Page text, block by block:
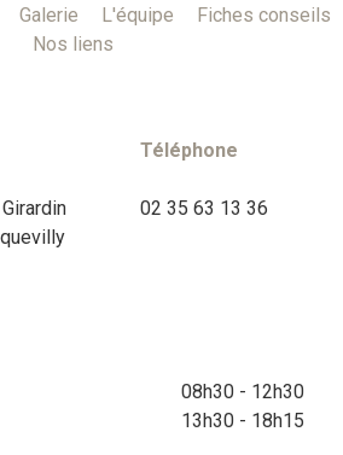
Galerie L'équipe
Fiches conseils
Nos liens
Téléphone
02 35 63 13 36
08h30 - 12h30
13h30 - 18h15